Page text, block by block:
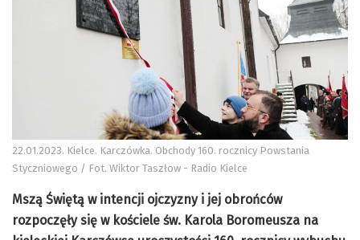
22.01.2023. Kielce. Karczówka. Obchody 160. rocznicy Powstania
Styczniowego / Fot. Wiktor Taszłow - Radio Kielce
Mszą Świętą w intencji ojczyzny i jej obrońców
rozpoczęły się w kościele św. Karola Boromeusza na